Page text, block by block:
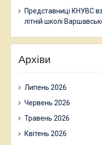
Представниці КНУВС
літній школі
Архіви
Липень 2026
Червень 2026
Травень 2026
Квітень 2026